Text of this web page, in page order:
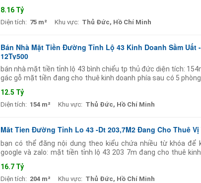
8.16 Tỷ
Diện tích: 75 m² Khu vực: Thủ Đức, Hồ Chí Minh
Bán Nhà Mặt Tiền Đường Tỉnh Lộ 43 Kinh Doanh Sầm Uất
12Ty500
bán nhà mặt tiền tỉnh lộ 43 bình chiểu tp thủ đức diện tích:
gác gỗ mặt tiền đang cho thuê kinh doanh phía sau có 5
12.5 Tỷ
Diện tích: 154 m² Khu vực: Thủ Đức, Hồ Chí Minh
Măt Tien Đường Tỉnh Lo 43 -Dt 203,7M2 Đang Cho Thuê
bạn có thể đăng nội dung theo kiểu chứa nhiều từ khóa để
google và zalo: mặt tiền tỉnh lộ 43 203 7m đang cho thuê
16.7 Tỷ
Diện tích: 204 m² Khu vực: Thủ Đức, Hồ Chí Minh